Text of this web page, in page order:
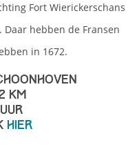
Fort Wierickerschans
hebben de Fransen
in 1672.
km
uur
hier